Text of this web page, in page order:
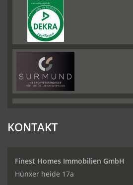
KONTAKT
Finest Homes Immobilien GmbH
Hünxer heide 17a